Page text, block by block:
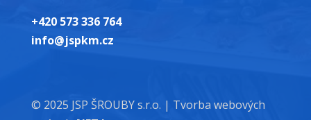
+420 573 336 764
info@jspkm.cz
© 2025 JSP ŠROUBY s.r.o. | Tvorba webových